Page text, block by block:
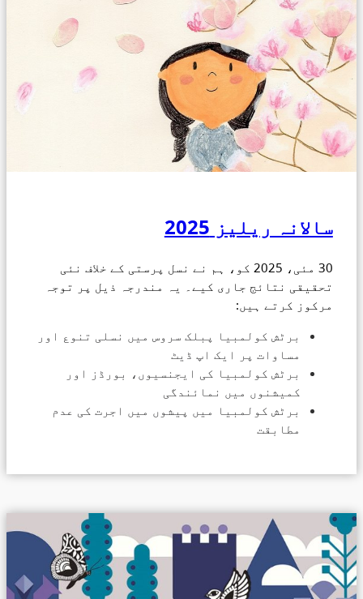
سالانہ ریلیز 2025
30 مئی، 2025 کو، ہم نے نسل پرستی کے خلاف نئی
تحقیقی نتائج جاری کیے۔ یہ مندرجہ ذیل پر توجہ
مرکوز کرتے ہیں:
برٹش کولمبیا پبلک سروس میں نسلی تنوع اور
مساوات پر ایک اپ ڈیٹ
برٹش کولمبیا کی ایجنسیوں، بورڈز اور
کمیشنوں میں نمائندگی
برٹش کولمبیا میں پیشوں میں اجرت کی عدم
مطابقت